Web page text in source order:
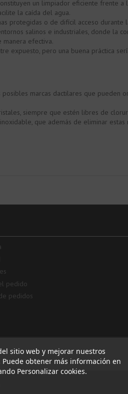
un limpiador eficiente frente
la caída del agua.
protegidas o de difícil acceso
salinos e industriales, donde la
manera efectiva.
expuesto, pero una buena práctica
marcas dactilares que
siempre que estén libres de
que además de eliminar
sitio web y mejorar nuestros
obtener más información en
Personalizar cookies.
pedido
pedidos